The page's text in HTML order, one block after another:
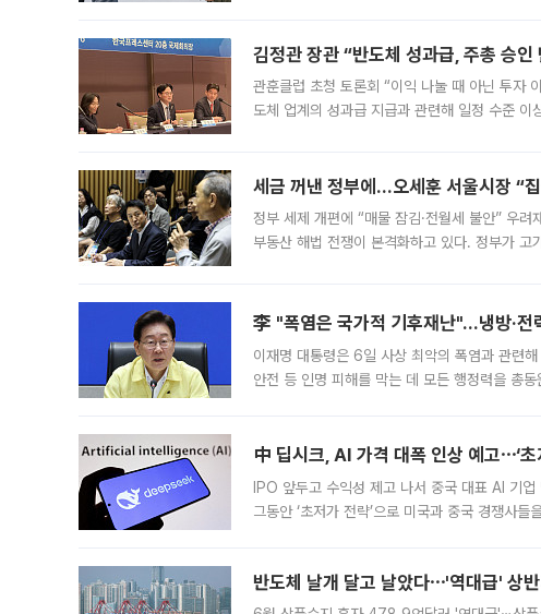
김정관 장관 “반도체 성과급, 주총 승
관훈클럽 초청 토론회 “이익 나눌 때 아닌 투자
도체 업계의 성과급 지급과 관련해 일정 수준 이
세금 꺼낸 정부에…오세훈 서울시장 “
정부 세제 개편에 “매물 잠김·전월세 불안” 우
부동산 해법 전쟁이 본격화하고 있다. 정부가 고
李 "폭염은 국가적 기후재난"…냉방·전
이재명 대통령은 6일 사상 최악의 폭염과 관련
안전 등 인명 피해를 막는 데 모든 행정력을 총
中 딥시크, AI 가격 대폭 인상 예고⋯‘초
IPO 앞두고 수익성 제고 나서 중국 대표 AI 기
그동안 ‘초저가 전략’으로 미국과 중국 경쟁사
반도체 날개 달고 날았다⋯'역대급' 상